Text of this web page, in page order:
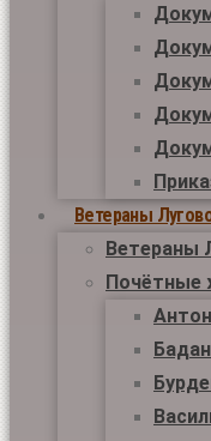
Ветераны
Ветераны
Почётные